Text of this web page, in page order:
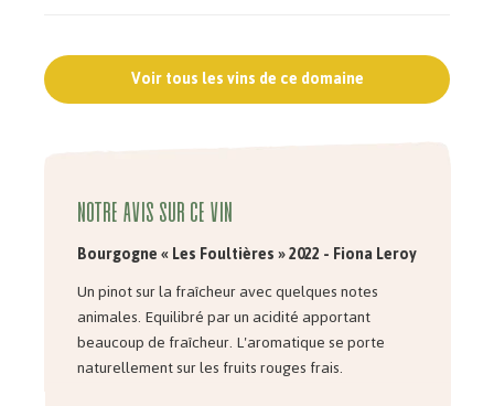
Voir tous les vins de ce domaine
Notre avis sur ce vin
Bourgogne « Les Foultières » 2022- Fiona Leroy
Un pinot sur la fraîcheur avec quelques notes
animales. Equilibré par un acidité apportant
beaucoup de fraîcheur. L'aromatique se porte
naturellement sur les fruits rouges frais.